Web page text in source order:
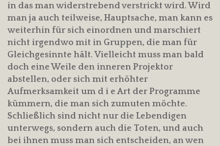
in das man widerstrebend verstrickt wird. Wird
man ja auch teilweise, Hauptsache, man kann es
weiterhin für sich einordnen und marschiert
nicht irgendwo mit in Gruppen, die man für
Gleichgesinnte hält. Vielleicht muss man bald
doch eine Weile den inneren Projektor
abstellen, oder sich mit erhöhter
Aufmerksamkeit um d i e Art der Programme
kümmern, die man sich zumuten möchte.
Schließlich sind nicht nur die Lebendigen
unterwegs, sondern auch die Toten, und auch
bei ihnen muss man sich entscheiden, an wen